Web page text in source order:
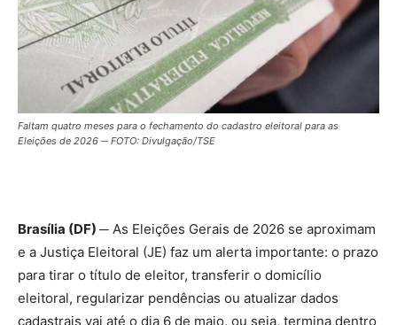
Faltam quatro meses para o fechamento do cadastro eleitoral para as
Eleições de 2026 ─ FOTO: Divulgação/TSE
Brasília (DF) ─ As Eleições Gerais de 2026 se aproximam
e a Justiça Eleitoral (JE) faz um alerta importante: o prazo
para tirar o título de eleitor, transferir o domicílio
eleitoral, regularizar pendências ou atualizar dados
cadastrais vai até o dia 6 de maio, ou seja, termina dentro